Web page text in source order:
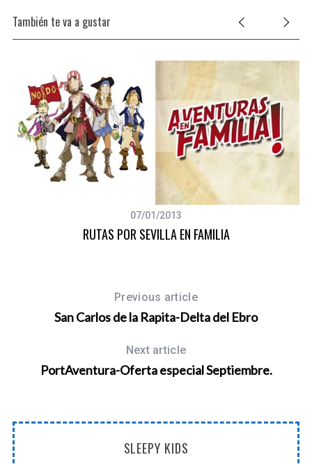
También te va a gustar
07/01/2013
RUTAS POR SEVILLA EN FAMILIA
Previous article
San Carlos de la Rapita-Delta del Ebro
Next article
PortAventura-Oferta especial Septiembre.
SLEEPY KIDS